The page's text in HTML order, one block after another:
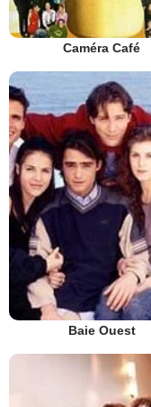
Caméra Café
Baie Ouest